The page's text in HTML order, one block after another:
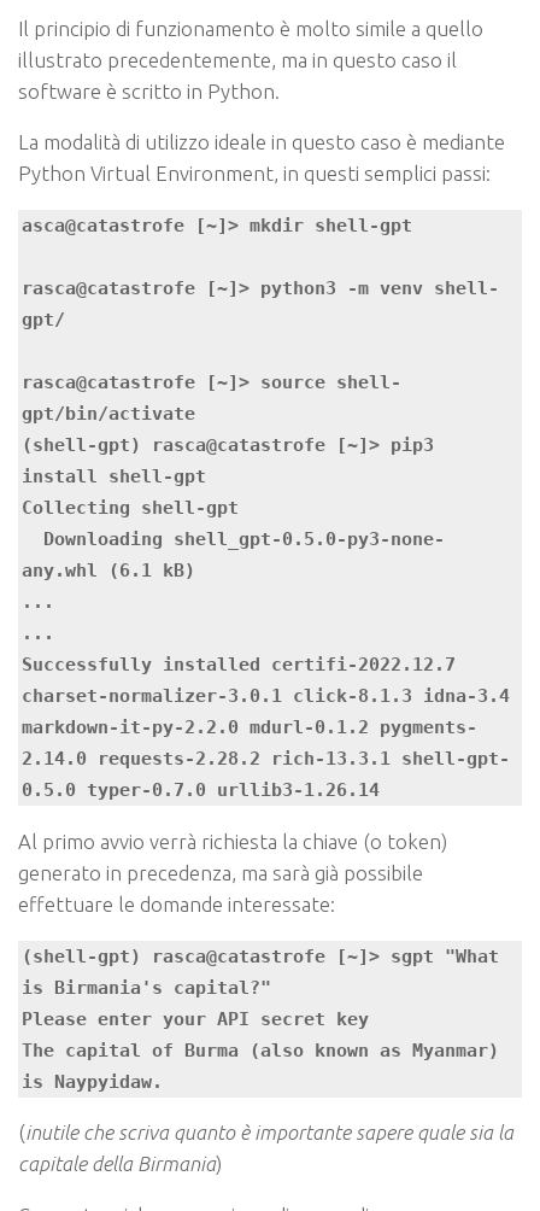
Il principio di funzionamento è molto simile a quello
illustrato precedentemente, ma in questo caso il
software è scritto in Python.
La modalità di utilizzo ideale in questo caso è mediante
Python Virtual Environment, in questi semplici passi:
asca@catastrofe [~]> mkdir shell-gpt
rasca@catastrofe [~]> python3 -m venv shell-
gpt/
rasca@catastrofe [~]> source shell-
gpt/bin/activate
(shell-gpt) rasca@catastrofe [~]> pip3
install shell-gpt
Collecting shell-gpt
any.whl (6.1 kB)
...
...
Successfully installed certifi-2022.12.7
charset-normalizer-3.0.1 click-8.1.3 idna-3.4
markdown-it-py-2.2.0 mdurl-0.1.2 pygments-
2.14.0 requests-2.28.2 rich-13.3.1 shell-gpt-
Al primo avvio verrà richiesta la chiave (o token)
generato in precedenza, ma sarà già possibile
effettuare le domande interessate:
(shell-gpt) rasca@catastrofe [~]> sgpt "What
is Birmania's capital?"
Please enter your API secret key
The capital of Burma (also known as Myanmar)
is Naypyidaw.
(inutile che scriva quanto è importante sapere quale sia la
capitale della Birmania)